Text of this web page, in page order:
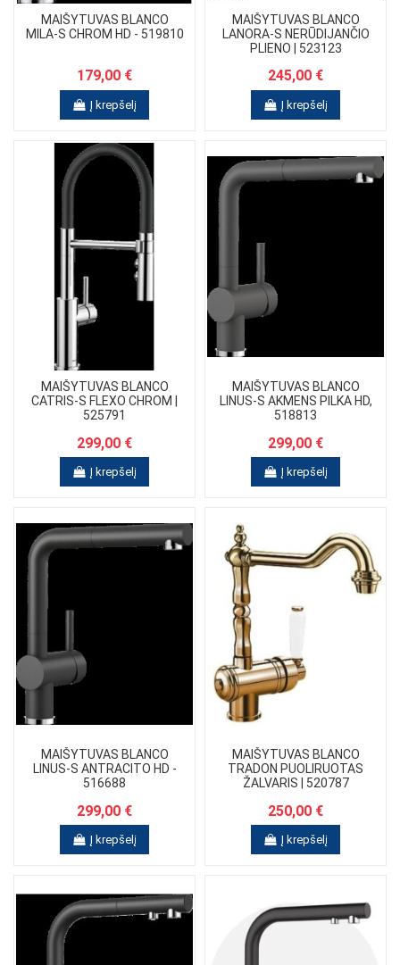
MAIŠYTUVAS BLANCO
MILA-S CHROM HD - 519810
179,00 €
Į krepšelį
MAIŠYTUVAS BLANCO
LANORA-S NERŪDIJANČIO
PLIENO | 523123
245,00 €
Į krepšelį
MAIŠYTUVAS BLANCO
CATRIS-S FLEXO CHROM |
525791
299,00 €
Į krepšelį
MAIŠYTUVAS BLANCO
LINUS-S AKMENS PILKA HD,
518813
299,00 €
Į krepšelį
MAIŠYTUVAS BLANCO
LINUS-S ANTRACITO HD -
516688
299,00 €
Į krepšelį
MAIŠYTUVAS BLANCO
TRADON PUOLIRUOTAS
ŽALVARIS | 520787
250,00 €
Į krepšelį